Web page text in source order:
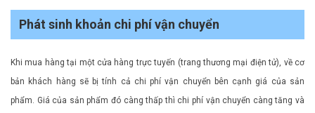
Phát sinh khoản chi phí vận chuyển
Khi mua hàng tại một cửa hàng trực tuyến (trang thương mại điện tử), về cơ
bản khách hàng sẽ bị tính cả chi phí vận chuyển bên cạnh giá của sản
phẩm. Giá của sản phẩm đó càng thấp thì chi phí vận chuyển càng tăng và